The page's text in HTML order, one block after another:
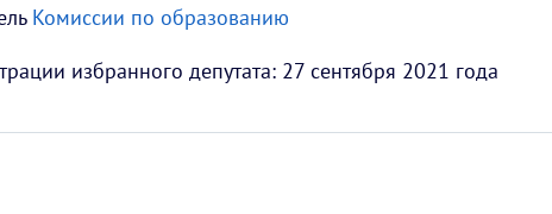
Комиссии по образованию
избранного депутата: 27 сентября 2021 года